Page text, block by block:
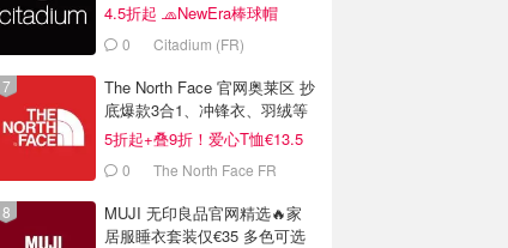
4.5折起 🧢NewEra棒球帽
€18.2
0 Citadium (FR)
The North Face 官网奥莱区 抄
底爆款3合1、冲锋衣、羽绒等
5折起+叠9折！爱心T恤€13.5
0 The North Face FR
MUJI 无印良品官网精选🔥家
居服睡衣套装仅€35 多色可选